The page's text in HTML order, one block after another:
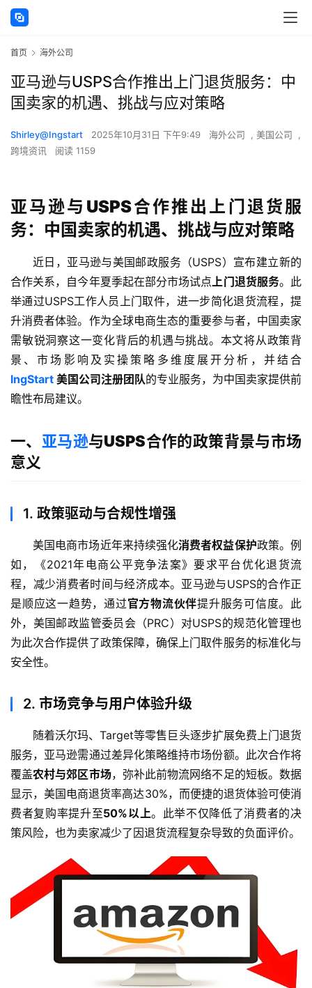
首页 海外公司
亚马逊与USPS合作推出上门退货服务：中
国卖家的机遇、挑战与应对策略
Shirley@Ingstart 2025年10月31日 下午9:49 海外公司 , 美国公司
,
跨境资讯
阅读 1159
亚马逊与USPS合作推出上门退货服
务：中国卖家的机遇、挑战与应对策略
近日，亚马逊与美国邮政服务（USPS）宣布建立新的
合作关系，自今年夏季起在部分市场试点上门退货服务。此
举通过USPS工作人员上门取件，进一步简化退货流程，提
升消费者体验。作为全球电商生态的重要参与者，中国卖家
需敏锐洞察这一变化背后的机遇与挑战。本文将从政策背
景、市场影响及实操策略多维度展开分析，并结合
lngStart 美国公司注册团队的专业服务，为中国卖家提供前
瞻性布局建议。
一、 亚马逊与USPS合作的政策背景与市场
意义
1. 政策驱动与合规性增强
美国电商市场近年来持续强化消费者权益保护政策。例
如，《2021年电商公平竞争法案》要求平台优化退货流
程，减少消费者时间与经济成本。亚马逊与USPS的合作正
是顺应这一趋势，通过官方物流伙伴提升服务可信度。此
外，美国邮政监管委员会（PRC）对USPS的规范化管理也
为此次合作提供了政策保障，确保上门取件服务的标准化与
安全性。
2. 市场竞争与用户体验升级
随着沃尔玛、Target等零售巨头逐步扩展免费上门退货
服务，亚马逊需通过差异化策略维持市场份额。此次合作将
覆盖农村与郊区市场，弥补此前物流网络不足的短板。数据
显示，美国电商退货率高达30%，而便捷的退货体验可使消
费者复购率提升至50%以上。此举不仅降低了消费者的决
策风险，也为卖家减少了因退货流程复杂导致的负面评价。